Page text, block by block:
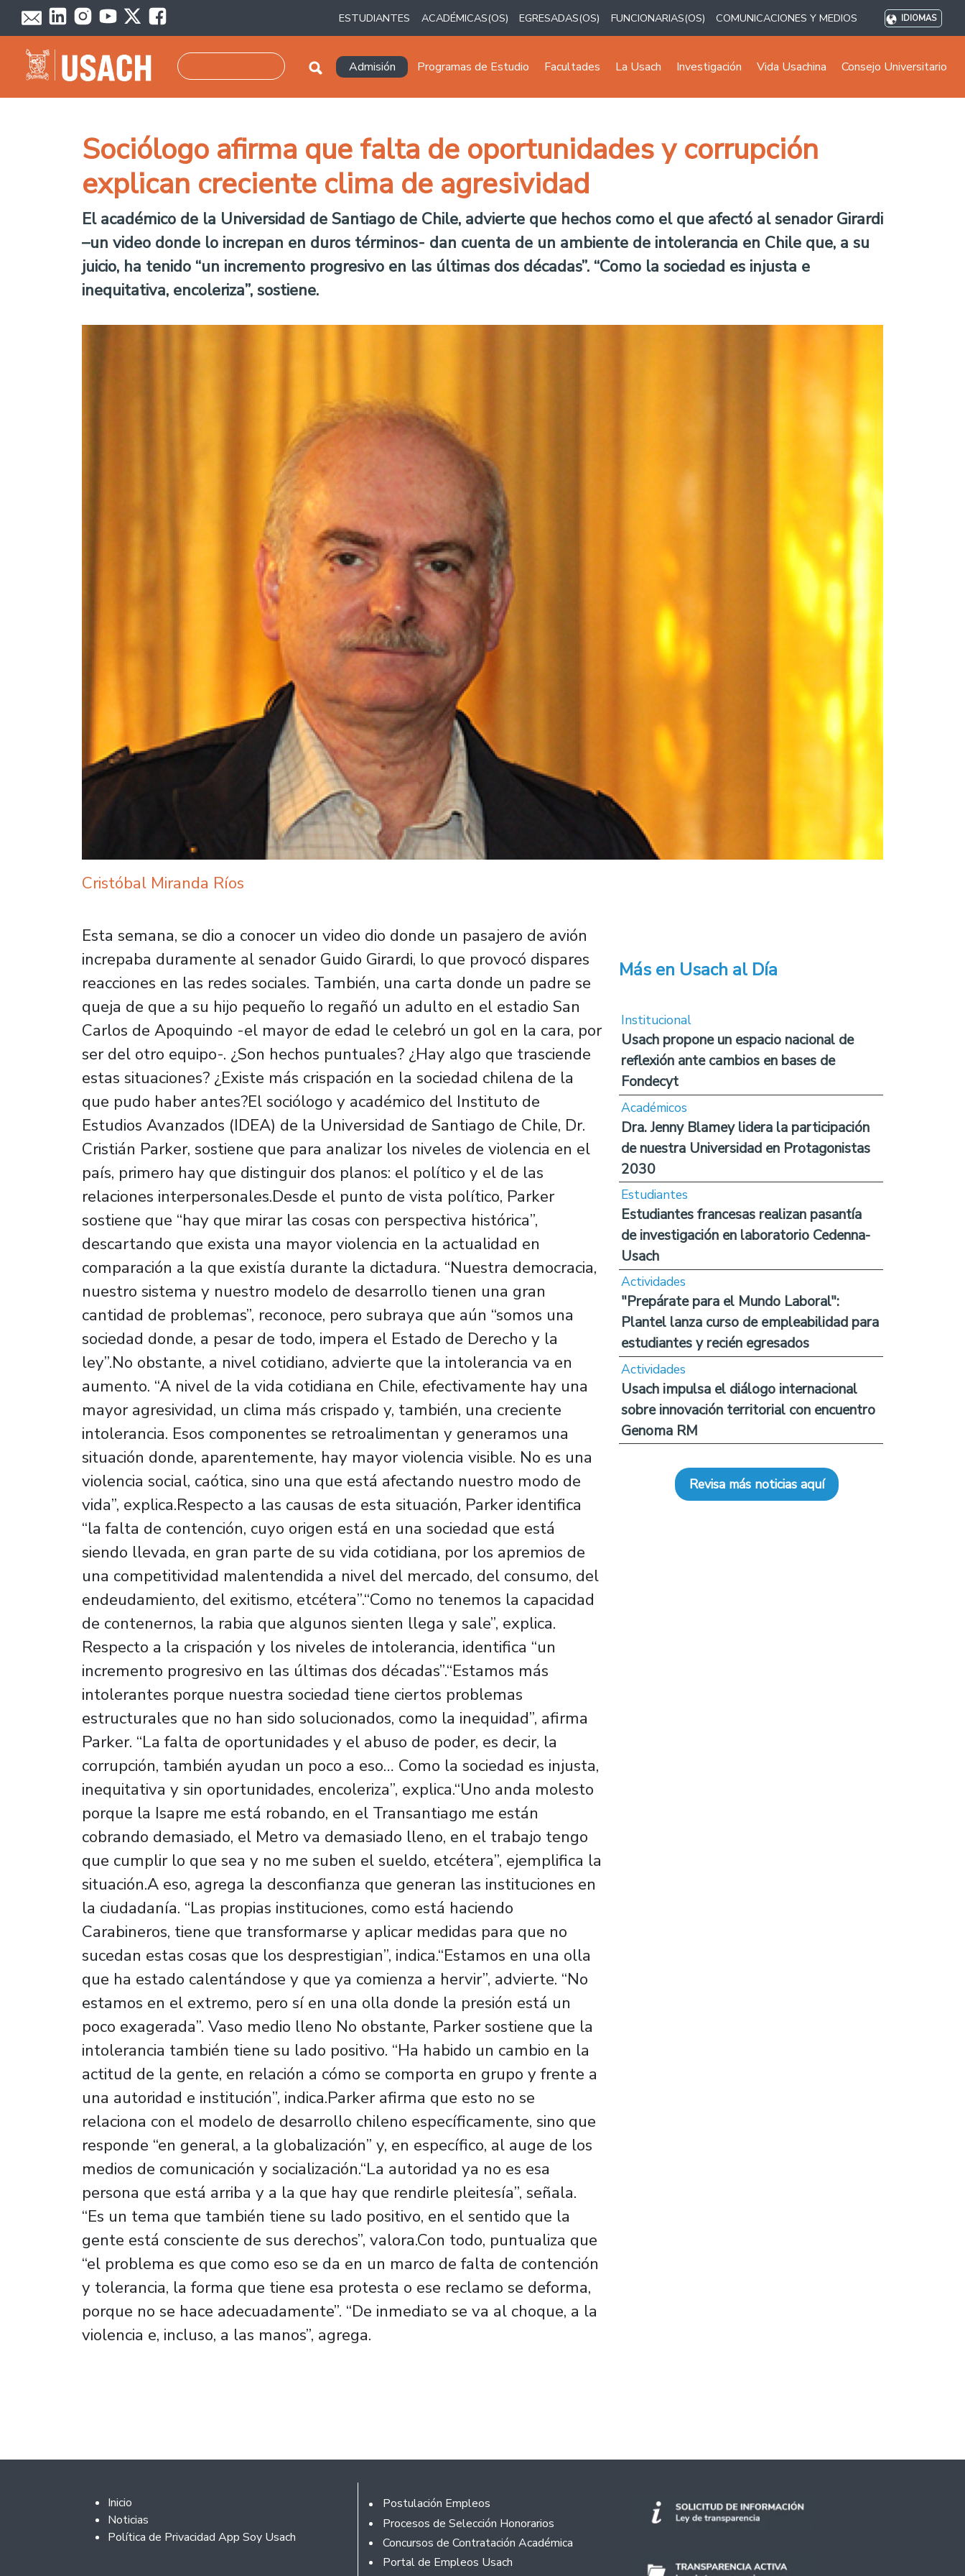
Pasar al contenido principal
ESTUDIANTES ACADÉMICAS(OS) EGRESADAS(OS) FUNCIONARIAS(OS) COMUNICACIONES Y MEDIOS IDIOMAS
Navegación principal
Admisión Programas de Estudio Facultades La Usach Investigación Vida Usachina Consejo Universitario
Sociólogo afirma que falta de oportunidades y corrupción
explican creciente clima de agresividad
El académico de la Universidad de Santiago de Chile, advierte que hechos como el que afectó al senador Girardi
–un video donde lo increpan en duros términos- dan cuenta de un ambiente de intolerancia en Chile que, a su
juicio, ha tenido “un incremento progresivo en las últimas dos décadas”. “Como la sociedad es injusta e
inequitativa, encoleriza”, sostiene.
Cristóbal Miranda Ríos
Esta semana, se dio a conocer un video dio donde un pasajero de avión
increpaba duramente al senador Guido Girardi, lo que provocó dispares
reacciones en las redes sociales. También, una carta donde un padre se
queja de que a su hijo pequeño lo regañó un adulto en el estadio San
Carlos de Apoquindo -el mayor de edad le celebró un gol en la cara, por
ser del otro equipo-. ¿Son hechos puntuales? ¿Hay algo que trasciende
estas situaciones? ¿Existe más crispación en la sociedad chilena de la
que pudo haber antes?El sociólogo y académico del Instituto de
Estudios Avanzados (IDEA) de la Universidad de Santiago de Chile, Dr.
Cristián Parker, sostiene que para analizar los niveles de violencia en el
país, primero hay que distinguir dos planos: el político y el de las
relaciones interpersonales.Desde el punto de vista político, Parker
sostiene que “hay que mirar las cosas con perspectiva histórica”,
descartando que exista una mayor violencia en la actualidad en
comparación a la que existía durante la dictadura. “Nuestra democracia,
nuestro sistema y nuestro modelo de desarrollo tienen una gran
cantidad de problemas”, reconoce, pero subraya que aún “somos una
sociedad donde, a pesar de todo, impera el Estado de Derecho y la
ley”.No obstante, a nivel cotidiano, advierte que la intolerancia va en
aumento. “A nivel de la vida cotidiana en Chile, efectivamente hay una
mayor agresividad, un clima más crispado y, también, una creciente
intolerancia. Esos componentes se retroalimentan y generamos una
situación donde, aparentemente, hay mayor violencia visible. No es una
violencia social, caótica, sino una que está afectando nuestro modo de
vida”, explica.Respecto a las causas de esta situación, Parker identifica
“la falta de contención, cuyo origen está en una sociedad que está
siendo llevada, en gran parte de su vida cotidiana, por los apremios de
una competitividad malentendida a nivel del mercado, del consumo, del
endeudamiento, del exitismo, etcétera”.“Como no tenemos la capacidad
de contenernos, la rabia que algunos sienten llega y sale”, explica.
Respecto a la crispación y los niveles de intolerancia, identifica “un
incremento progresivo en las últimas dos décadas”.“Estamos más
intolerantes porque nuestra sociedad tiene ciertos problemas
estructurales que no han sido solucionados, como la inequidad”, afirma
Parker. “La falta de oportunidades y el abuso de poder, es decir, la
corrupción, también ayudan un poco a eso… Como la sociedad es injusta,
inequitativa y sin oportunidades, encoleriza”, explica.“Uno anda molesto
porque la Isapre me está robando, en el Transantiago me están
cobrando demasiado, el Metro va demasiado lleno, en el trabajo tengo
que cumplir lo que sea y no me suben el sueldo, etcétera”, ejemplifica la
situación.A eso, agrega la desconfianza que generan las instituciones en
la ciudadanía. “Las propias instituciones, como está haciendo
Carabineros, tiene que transformarse y aplicar medidas para que no
sucedan estas cosas que los desprestigian”, indica.“Estamos en una olla
que ha estado calentándose y que ya comienza a hervir”, advierte. “No
estamos en el extremo, pero sí en una olla donde la presión está un
poco exagerada”. Vaso medio lleno No obstante, Parker sostiene que la
intolerancia también tiene su lado positivo. “Ha habido un cambio en la
actitud de la gente, en relación a cómo se comporta en grupo y frente a
una autoridad e institución”, indica.Parker afirma que esto no se
relaciona con el modelo de desarrollo chileno específicamente, sino que
responde “en general, a la globalización” y, en específico, al auge de los
medios de comunicación y socialización.“La autoridad ya no es esa
persona que está arriba y a la que hay que rendirle pleitesía”, señala.
“Es un tema que también tiene su lado positivo, en el sentido que la
gente está consciente de sus derechos”, valora.Con todo, puntualiza que
“el problema es que como eso se da en un marco de falta de contención
y tolerancia, la forma que tiene esa protesta o ese reclamo se deforma,
porque no se hace adecuadamente”. “De inmediato se va al choque, a la
violencia e, incluso, a las manos”, agrega.
Más en Usach al Día
Institucional
Usach propone un espacio nacional de
reflexión ante cambios en bases de
Fondecyt
Académicos
Dra. Jenny Blamey lidera la participación
de nuestra Universidad en Protagonistas
2030
Estudiantes
Estudiantes francesas realizan pasantía
de investigación en laboratorio Cedenna-
Usach
Actividades
"Prepárate para el Mundo Laboral":
Plantel lanza curso de empleabilidad para
estudiantes y recién egresados
Actividades
Usach impulsa el diálogo internacional
sobre innovación territorial con encuentro
Genoma RM
Revisa más noticias aquí
Footer 2
Inicio
Noticias
Política de Privacidad App Soy Usach
Footer
Postulación Empleos
Procesos de Selección Honorarios
Concursos de Contratación Académica
Portal de Empleos Usach